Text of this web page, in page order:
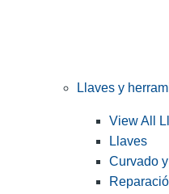
Llaves y
View All
Llaves
Curvado